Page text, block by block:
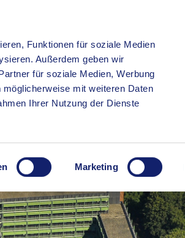
Funktionen für soziale Medien
Außerdem geben wir
für soziale Medien, Werbung
mit weiteren Daten
Ihrer Nutzung der Dienste
Marketing
BILDUNG